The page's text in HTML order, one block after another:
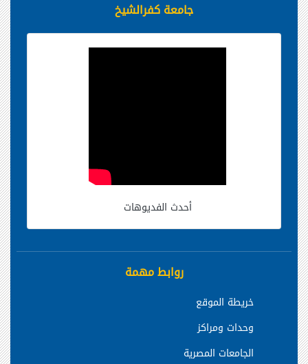
جامعة كفرالشيخ
أحدث الفديوهات
روابط مهمة
خريطة الموقع
وحدات ومراكز
الجامعات المصرية